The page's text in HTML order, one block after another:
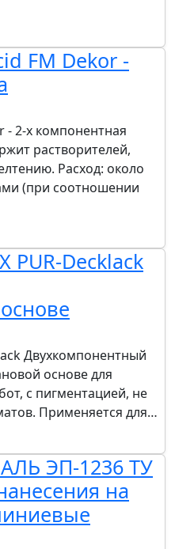
FM Dekor -
- 2-х компонентная
растворителей,
Расход: около
(при соотношении
PUR-Decklack
Двухкомпонентный
основе для
с пигментацией, не
Применяется для…
ЭП-1236 ТУ
на